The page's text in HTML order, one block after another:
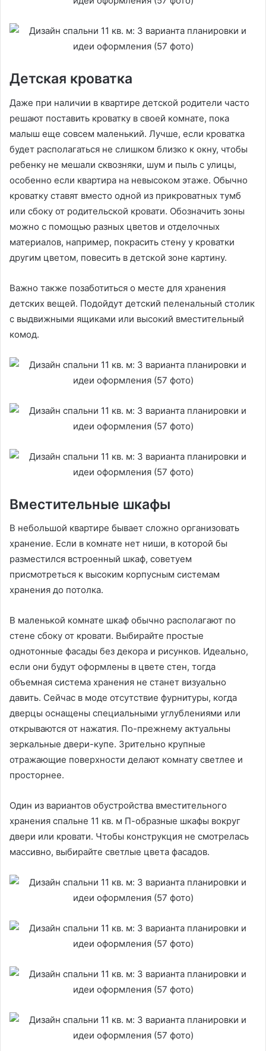
Детская кроватка
Даже при наличии в квартире детской родители часто
решают поставить кроватку в своей комнате, пока
малыш еще совсем маленький. Лучше, если кроватка
будет располагаться не слишком близко к окну, чтобы
ребенку не мешали сквозняки, шум и пыль с улицы,
особенно если квартира на невысоком этаже. Обычно
кроватку ставят вместо одной из прикроватных тумб
или сбоку от родительской кровати. Обозначить зоны
можно с помощью разных цветов и отделочных
материалов, например, покрасить стену у кроватки
другим цветом, повесить в детской зоне картину.
Важно также позаботиться о месте для хранения
детских вещей. Подойдут детский пеленальный столик
с выдвижными ящиками или высокий вместительный
комод.
Вместительные шкафы
В небольшой квартире бывает сложно организовать
хранение. Если в комнате нет ниши, в которой бы
разместился встроенный шкаф, советуем
присмотреться к высоким корпусным системам
хранения до потолка.
В маленькой комнате шкаф обычно располагают по
стене сбоку от кровати. Выбирайте простые
однотонные фасады без декора и рисунков. Идеально,
если они будут оформлены в цвете стен, тогда
объемная система хранения не станет визуально
давить. Сейчас в моде отсутствие фурнитуры, когда
дверцы оснащены специальными углублениями или
открываются от нажатия. По-прежнему актуальны
зеркальные двери-купе. Зрительно крупные
отражающие поверхности делают комнату светлее и
просторнее.
Один из вариантов обустройства вместительного
хранения спальне 11 кв. м П-образные шкафы вокруг
двери или кровати. Чтобы конструкция не смотрелась
массивно, выбирайте светлые цвета фасадов.